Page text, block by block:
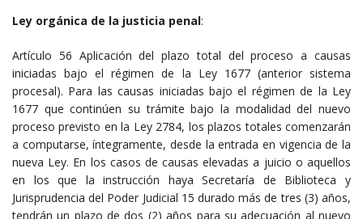
Ley orgánica de la justicia penal:
Artículo 56 Aplicación del plazo total del proceso a causas
iniciadas bajo el régimen de la Ley 1677 (anterior sistema
procesal). Para las causas iniciadas bajo el régimen de la Ley
1677 que continúen su trámite bajo la modalidad del nuevo
proceso previsto en la Ley 2784, los plazos totales comenzarán
a computarse, íntegramente, desde la entrada en vigencia de la
nueva Ley. En los casos de causas elevadas a juicio o aquellos
en los que la instrucción haya Secretaría de Biblioteca y
Jurisprudencia del Poder Judicial 15 durado más de tres (3) años,
tendrán un plazo de dos (2) años para su adecuación al nuevo